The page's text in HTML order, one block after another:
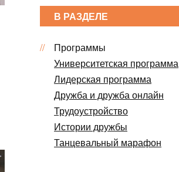
В РАЗДЕЛЕ
Программы
Университетская программа
Лидерская программа
Дружба и дружба онлайн
Трудоустройство
Истории дружбы
Танцевальный марафон